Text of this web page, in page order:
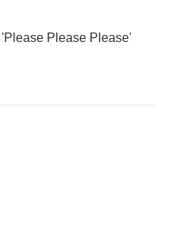
Please Please'